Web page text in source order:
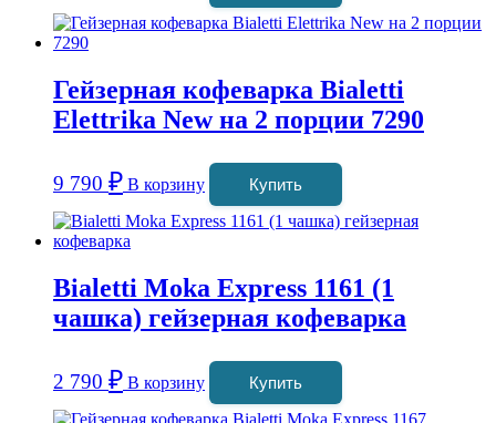
Гейзерная кофеварка Bialetti
Elettrika New на 2 порции 7290
9 790 ₽ В корзину Купить
Bialetti Moka Express 1161 (1
чашка) гейзерная кофеварка
2 790 ₽ В корзину Купить